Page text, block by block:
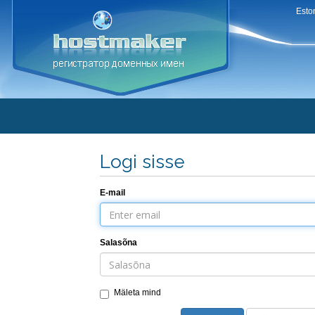
Logi sisse
E-mail
Salasõna
Mäleta mind